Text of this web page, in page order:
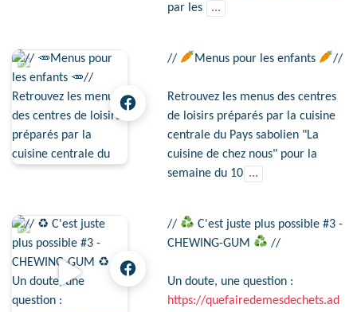
par les
...
// Menus pour les enfants //
Retrouvez les menus des centres
de loisirs préparés par la cuisine
centrale du Pays sabolien "La
cuisine de chez nous" pour la
semaine du 10 ...
//
C'est juste plus possible #3 -
CHEWING-GUM
//
Un doute, une question :
https://quefairedemesdechets.ad